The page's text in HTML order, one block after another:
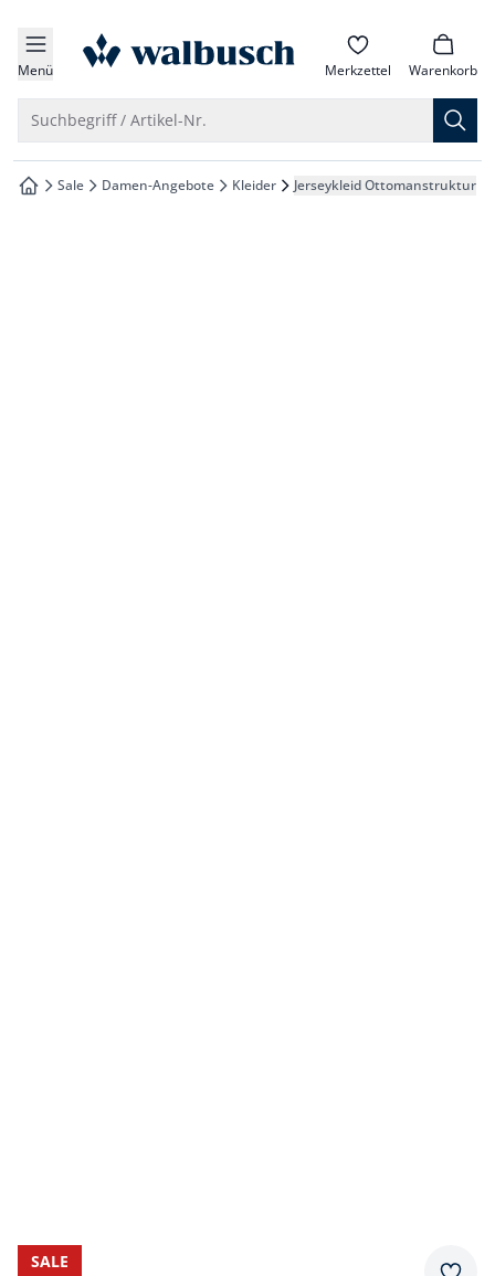
springen
springen
springen
springen
Menü zur Startseite Merkzettel Warenkorb
Suchbegriff / Artikel-Nr.
zur Startseite
Sale Damen-Angebote Kleider Jerseykleid Ottomanstruktur
SALE